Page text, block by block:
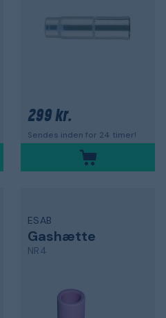
299 kr.
Sendes inden for 24 timer!
ESAB
Gashætte
NR4